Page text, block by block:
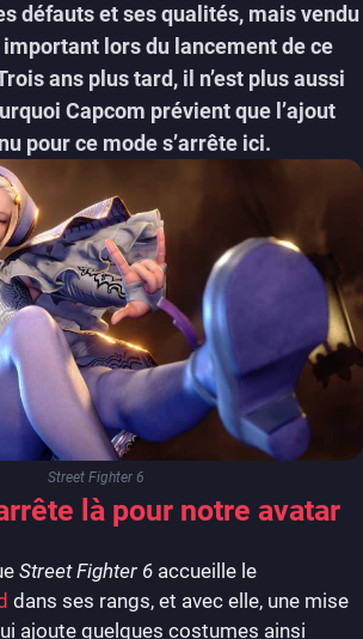
défauts et ses qualités, mais vendu
lors du lancement de ce
ans plus tard, il n’est plus aussi
Capcom prévient que l’ajout
pour ce mode s’arrête ici.
Street Fighter 6
là pour notre avatar
Street Fighter 6 accueille le
dans ses rangs, et avec elle, une mise
ajoute quelques costumes ainsi